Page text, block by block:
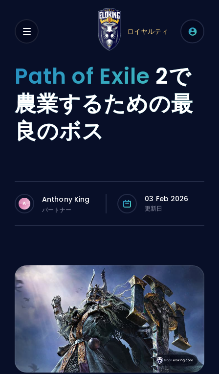
ロイヤルティ
Path of Exile 2で
農業するための最
良のボス
A Anthony King
パートナー
03 Feb 2026
更新日